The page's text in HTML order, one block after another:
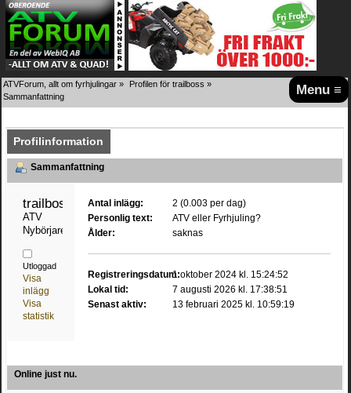
Menu ≡
ATVForum, allt om fyrhjulingar » Profilen för trailboss »
Sammanfattning
Profilinformation
Sammanfattning
ATV
Nybörjare
Utloggad
Visa
inlägg
Visa
statistik
Antal inlägg:
2 (0.003 per dag)
Personlig text:
ATV eller Fyrhjuling?
Ålder:
saknas
Registreringsdatum:1 oktober 2024 kl. 15:24:52
Lokal tid:
7 augusti 2026 kl. 17:38:51
Senast aktiv:
13 februari 2025 kl. 10:59:19
Online just nu.